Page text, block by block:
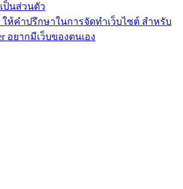
ป็นส่วนตัว
ห้คำปรึกษาในการจัดทำเว็บไซต์ สำหรับ
อยากมีเว็บของตนเอง